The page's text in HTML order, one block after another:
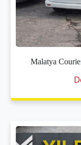
Malatya